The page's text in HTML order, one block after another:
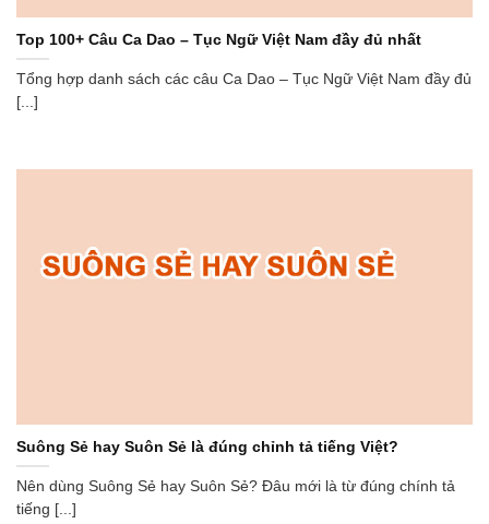
Top 100+ Câu Ca Dao – Tục Ngữ Việt Nam đầy đủ nhất
Tổng hợp danh sách các câu Ca Dao – Tục Ngữ Việt Nam đầy đủ
[...]
Suông Sẻ hay Suôn Sẻ là đúng chỉnh tả tiếng Việt?
Nên dùng Suông Sẻ hay Suôn Sẻ? Đâu mới là từ đúng chính tả
tiếng [...]